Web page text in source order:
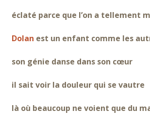
éclaté parce que l’on a tellement
Dolan est un enfant comme les
son génie danse dans son cœur
il sait voir la douleur qui se vautre
là où beaucoup ne voient que du